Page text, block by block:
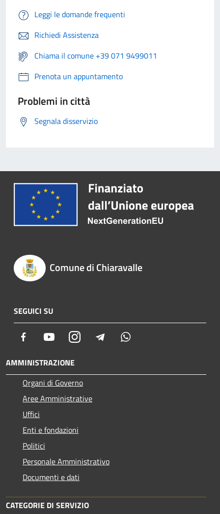
Leggi le domande frequenti
Richiedi Assistenza
Chiama il comune +39 071 9499011
Prenota un appuntamento
Problemi in città
Segnala disservizio
Comune di Chiaravalle
SEGUICI SU
Facebook YoutubeInstagram Telegram
AMMINISTRAZIONE
Organi di Governo
Aree Amministrative
Uffici
Enti e fondazioni
Politici
Personale Amministrativo
Documenti e dati
CATEGORIE DI SERVIZIO